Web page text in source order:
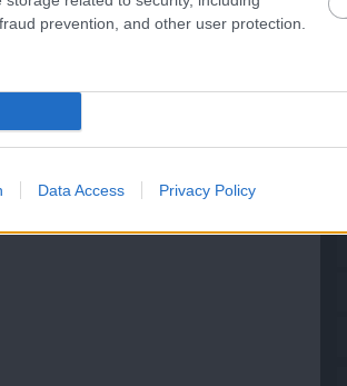
prevention, and other user protection.
Data Access Privacy Policy